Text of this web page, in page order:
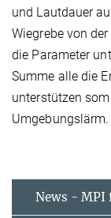
und Lautdauer
Wiegrebe von
die Parameter
Summe alle die
unterstützen
Umgebungslärm.
News - MPI